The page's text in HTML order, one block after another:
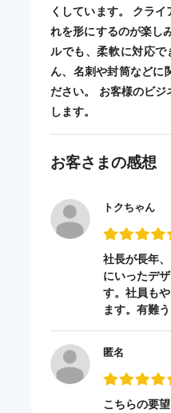
くしています。 クラ
れを形にするのが楽し
ルでも、柔軟に対応
ん、名刺や封筒などに
ださい。 お客様のビ
します。
お客さまの感想
トクちゃん
社長が長年
にいったデ
す。社員も
ます。有難
匿名
こちらの要